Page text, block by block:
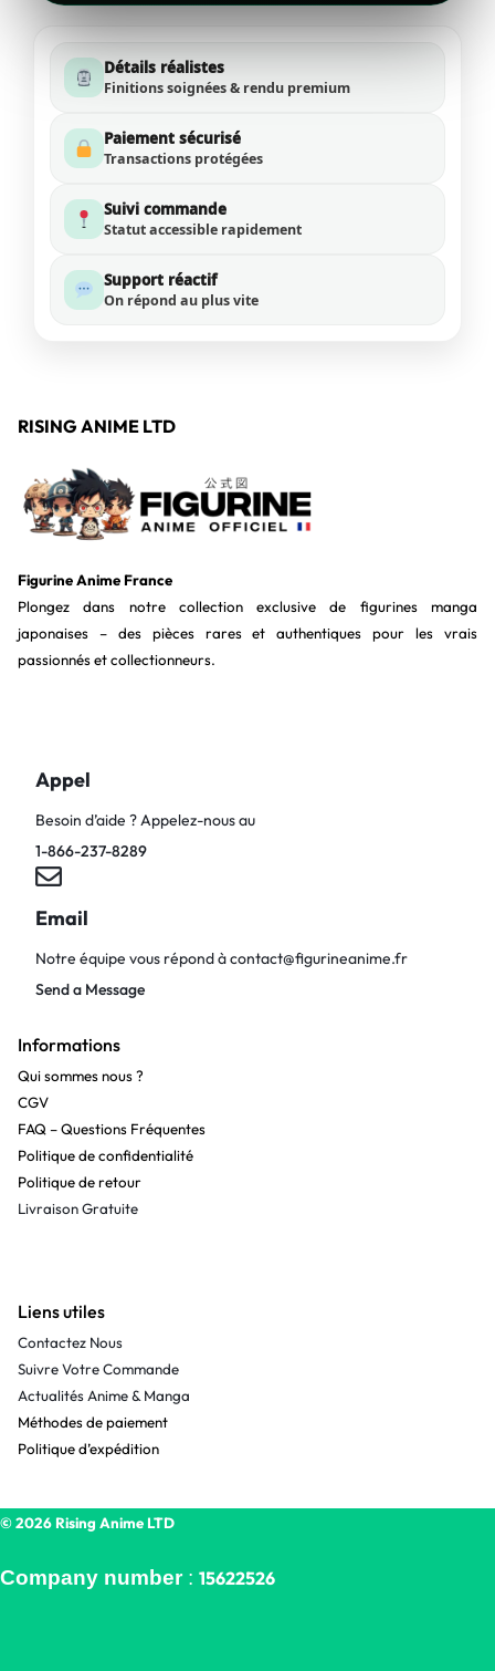
Détails réalistes
Finitions soignées & rendu premium
Paiement sécurisé
Transactions protégées
Suivi commande
Statut accessible rapidement
Support réactif
On répond au plus vite
RISING ANIME LTD
Figurine Anime France
Plongez dans notre collection exclusive de figurines manga
japonaises – des pièces rares et authentiques pour les vrais
passionnés et collectionneurs.
Appel
Besoin d’aide ? Appelez-nous au
1-866-237-8289
Email
Notre équipe vous répond àcontact@figurineanime.fr
Send a Message
Informations
Qui sommes nous ?
CGV
FAQ – Questions Fréquentes
Politique de confidentialité
Politique de retour
Livraison Gratuite
Liens utiles
Contactez Nous
Suivre Votre Commande
Actualités Anime & Manga
Méthodes de paiement
Politique d’expédition
© 2026 Rising Anime LTD
Company number: 15622526